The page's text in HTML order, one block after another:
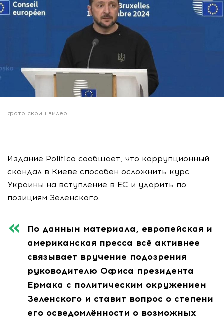
фото скрин видео
Издание Politico сообщает, что коррупционный
скандал в Киеве способен осложнить курс
Украины на вступление в ЕС и ударить по
позициям Зеленского.
По данным материала, европейская и
американская пресса всё активнее
связывает вручение подозрения
руководителю Офиса президента
Ермака с политическим окружением
Зеленского и ставит вопрос о степени
его осведомлённости о возможных